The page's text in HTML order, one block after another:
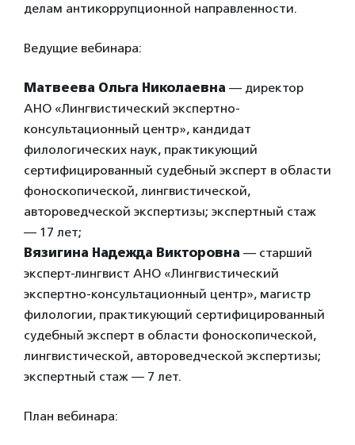
делам антикоррупционной направленности.
Ведущие вебинара:
Матвеева Ольга Николаевна — директор
АНО «Лингвистический экспертно-
консультационный центр», кандидат
филологических наук, практикующий
сертифицированный судебный эксперт в области
фоноскопической, лингвистической,
автороведческой экспертизы; экспертный стаж
— 17 лет;
Вязигина Надежда Викторовна — старший
эксперт-лингвист АНО «Лингвистический
экспертно-консультационный центр», магистр
филологии, практикующий сертифицированный
судебный эксперт в области фоноскопической,
лингвистической, автороведческой экспертизы;
экспертный стаж — 7 лет.
План вебинара: